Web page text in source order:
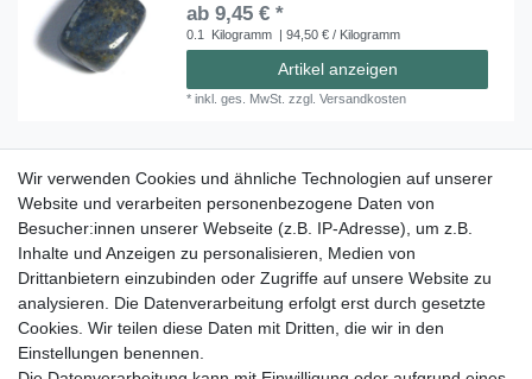
ab 9,45 € *
0.1 Kilogramm | 94,50 € / Kilogramm
Artikel anzeigen
*inkl. ges. MwSt. zzgl.Versandkosten
Trommelsteine Dumortieritquarz VE 500 g
35,95 € *
Kilogramm | 71,90 € / Kilogramm
In den Warenkorb
*inkl. ges. MwSt. zzgl.Versandkosten
Wir verwenden Cookies und ähnliche Technologien auf unserer
Website und verarbeiten personenbezogene Daten von
Besucher:innen unserer Webseite (z.B. IP-Adresse), um z.B.
Inhalte und Anzeigen zu personalisieren, Medien von
Drittanbietern einzubinden oder Zugriffe auf unsere Website zu
analysieren. Die Datenverarbeitung erfolgt erst durch gesetzte
Cookies. Wir teilen diese Daten mit Dritten, die wir in den
Einstellungen benennen.